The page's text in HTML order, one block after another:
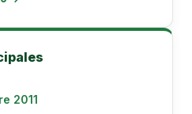
2011